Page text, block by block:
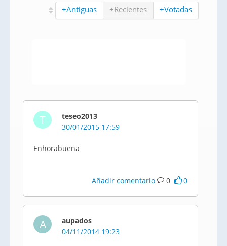
+Antiguas +Recientes +Votadas
T
teseo2013
30/01/2015 17:59
Enhorabuena
Añadir comentario 0 0
A
aupados
04/11/2014 19:23